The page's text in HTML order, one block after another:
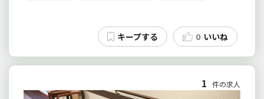
0 いいね
1 件の求人